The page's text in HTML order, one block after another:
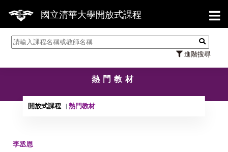
國立清華大學開放式課程
進階搜尋
【
熱門教材
開放式課程 熱門教材
李丞恩